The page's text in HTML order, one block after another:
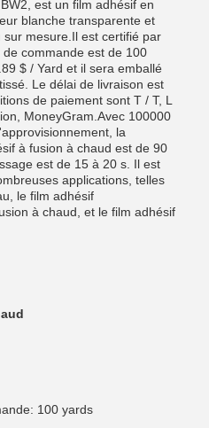
est un film adhésif en
blanche transparente et
mesure.Il est certifié par
commande est de 100
$ / Yard et il sera emballé
Le délai de livraison est
de paiement sont T / T, L
MoneyGram.Avec 100000
la
à fusion à chaud est de 90
est de 15 à 20 s. Il est
applications, telles
le film adhésif
à chaud, et le film adhésif
100 yards